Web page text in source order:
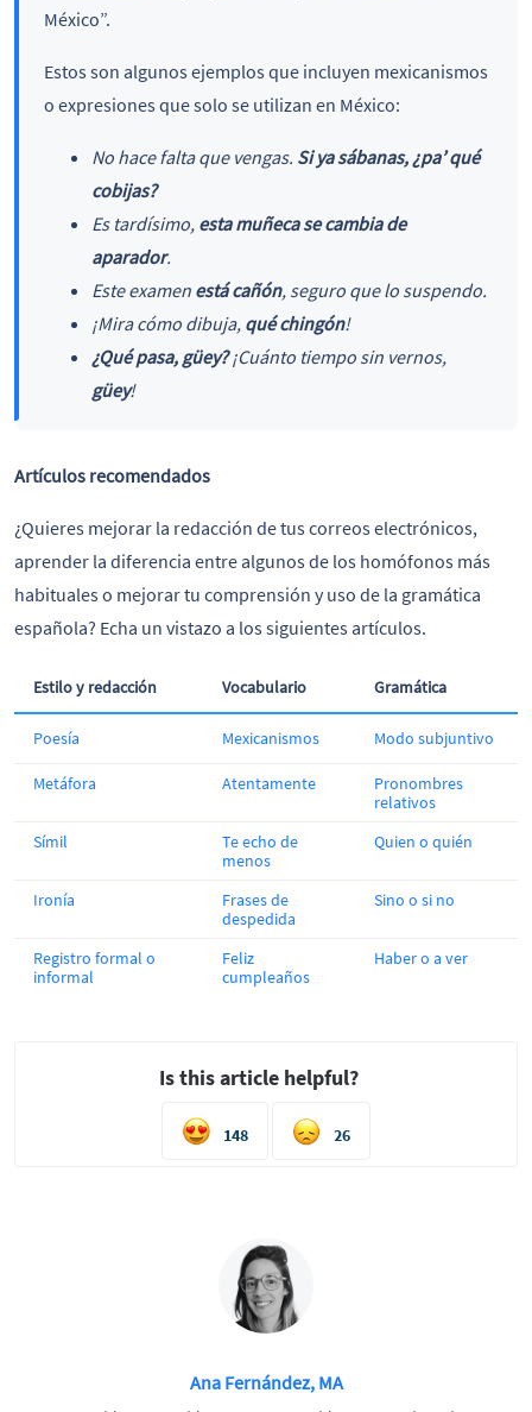
México”.
Estos son algunos ejemplos que incluyen mexicanismos
o expresiones que solo se utilizan en México:
No hace falta que vengas. Si ya sábanas, ¿pa’ qué
cobijas?
Es tardísimo, esta muñeca se cambia de
aparador.
Este examen está cañón, seguro que lo suspendo.
¡Mira cómo dibuja, qué chingón!
¿Qué pasa, güey?¡Cuánto tiempo sin vernos,
güey!
Artículos recomendados
¿Quieres mejorar la redacción de tus correos electrónicos,
aprender la diferencia entre algunos de los homófonos más
habituales o mejorar tu comprensión y uso de la gramática
española? Echa un vistazo a los siguientes artículos.
Estilo y redacción Vocabulario Gramática
Poesía Mexicanismos Modo subjuntivo
Metáfora Atentamente
Pronombres
relativos
Símil
Te echo de
menos
Quien o quién
Ironía
Frases de
despedida
Sino o si no
Registro formal o
informal
Feliz
cumpleaños
Haber o a ver
Is this article helpful?
148 26
Ana Fernández, MA